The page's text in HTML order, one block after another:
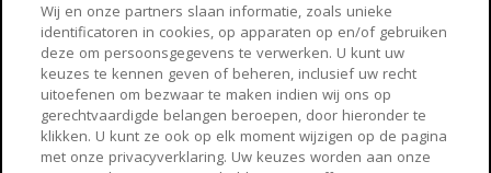
Arnhem
Zwolle
Huisnet
Over Huisnet
Wij en onze partners slaan informatie, zoals unieke
identificatoren in cookies, op apparaten op en/of gebruiken
deze om persoonsgegevens te verwerken. U kunt uw
keuzes te kennen geven of beheren, inclusief uw recht
uitoefenen om bezwaar te maken indien wij ons op
gerechtvaardigde belangen beroepen, door hieronder te
klikken. U kunt ze ook op elk moment wijzigen op de pagina
met onze privacyverklaring. Uw keuzes worden aan onze